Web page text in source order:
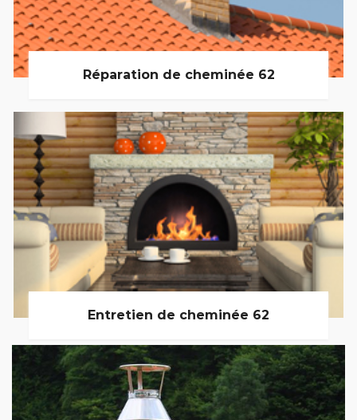
Réparation de cheminée 62
Entretien de cheminée 62